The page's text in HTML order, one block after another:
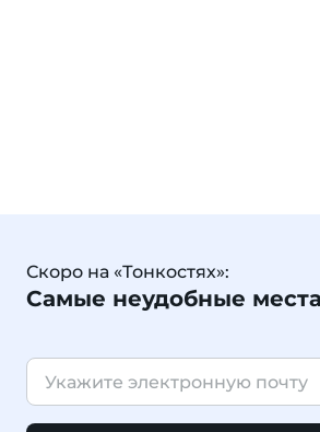
Скоро на «Тонкостях»:
Самые неудобные